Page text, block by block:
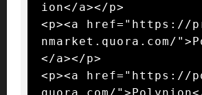
ion</a></p>
<p><a href="https://
nmarket.quora.com/
</a></p>
<p><a href="https://